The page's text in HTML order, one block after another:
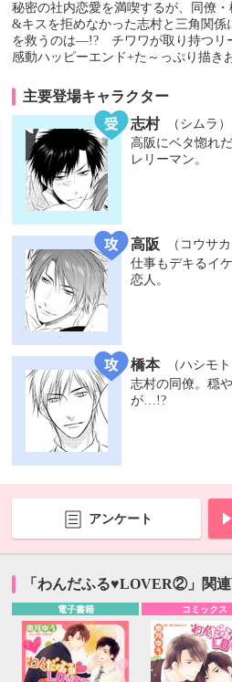
秘密の社内恋愛を満喫するが、同僚
&キスを拒めなかった志村と三角関
を救うのは―!? チワワが取り持つリ
感動ハッピーエンド+た～っぷり描き
主要登場キャラクター
志村
（シムラ）
高阪にベタ惚れ
レリーマン。
高阪
（コウサカ
仕事もデキるイ
恋人。
橋本
（ハシモト
志村の同僚。穏
が…!?
アンケート
「わんだふる♥LOVER②」関
電子書籍 コミックス